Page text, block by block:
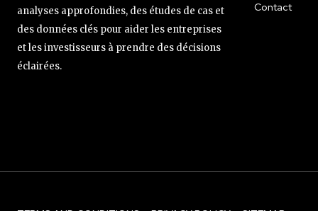
analyses approfondies, des études de cas et
des données clés pour aider les entreprises
et les investisseurs à prendre des décisions
éclairées.
Contact